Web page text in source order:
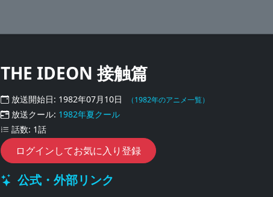
THE IDEON 接触篇
放送開始日: 1982年07月10日 （1982年のアニメ一覧）
放送クール: 1982年夏クール
話数: 1話
ログインしてお気に入り登録
公式・外部リンク